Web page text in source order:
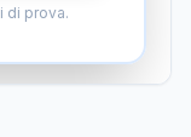
di prova.